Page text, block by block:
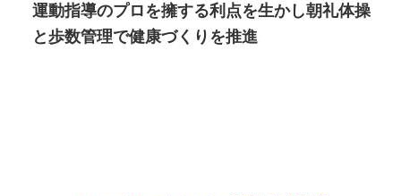
運動指導のプロを擁する利点を生かし朝礼体操
と歩数管理で健康づくりを推進